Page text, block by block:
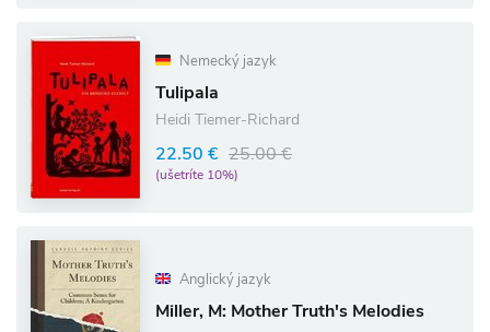
Nemecký jazyk
Tulipala
Heidi Tiemer-Richard
22.50 € 25.00 €
(ušetríte 10%)
Anglický jazyk
Miller, M: Mother Truth's Melodies